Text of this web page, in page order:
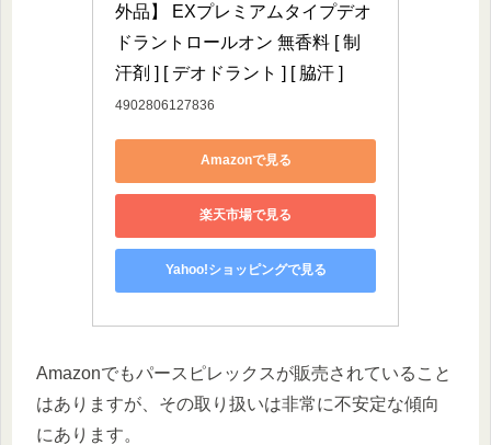
外品】 EXプレミアムタイプデオ
ドラントロールオン 無香料 [ 制
汗剤 ] [ デオドラント ] [ 脇汗 ]
4902806127836
Amazonで見る
楽天市場で見る
Yahoo!ショッピングで見る
Amazonでもパースピレックスが販売されていること
はありますが、 その取り扱いは非常に不安定な傾向
にあります。